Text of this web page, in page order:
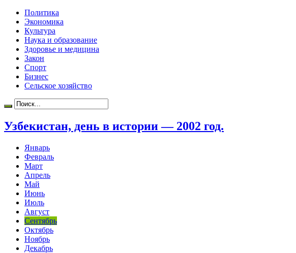
Политика
Экономика
Культура
Наука и образование
Здоровье и медицина
Закон
Спорт
Бизнес
Сельское хозяйство
Узбекистан, день в истории — 2002 год.
Январь
Февраль
Март
Апрель
Май
Июнь
Июль
Август
Сентябрь
Октябрь
Ноябрь
Декабрь